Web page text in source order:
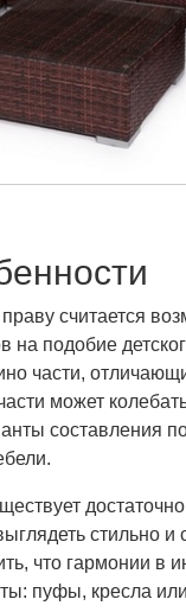
считается
на подобие
части,
может
составления
стильно
что гармонии в
пуфы, кресла или